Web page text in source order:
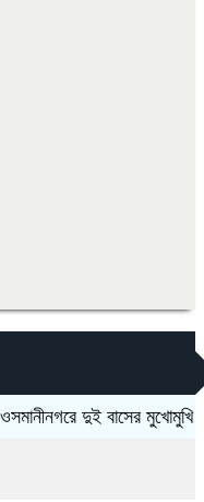
দুই বাসের মুখোমুখি সংঘর্ষে